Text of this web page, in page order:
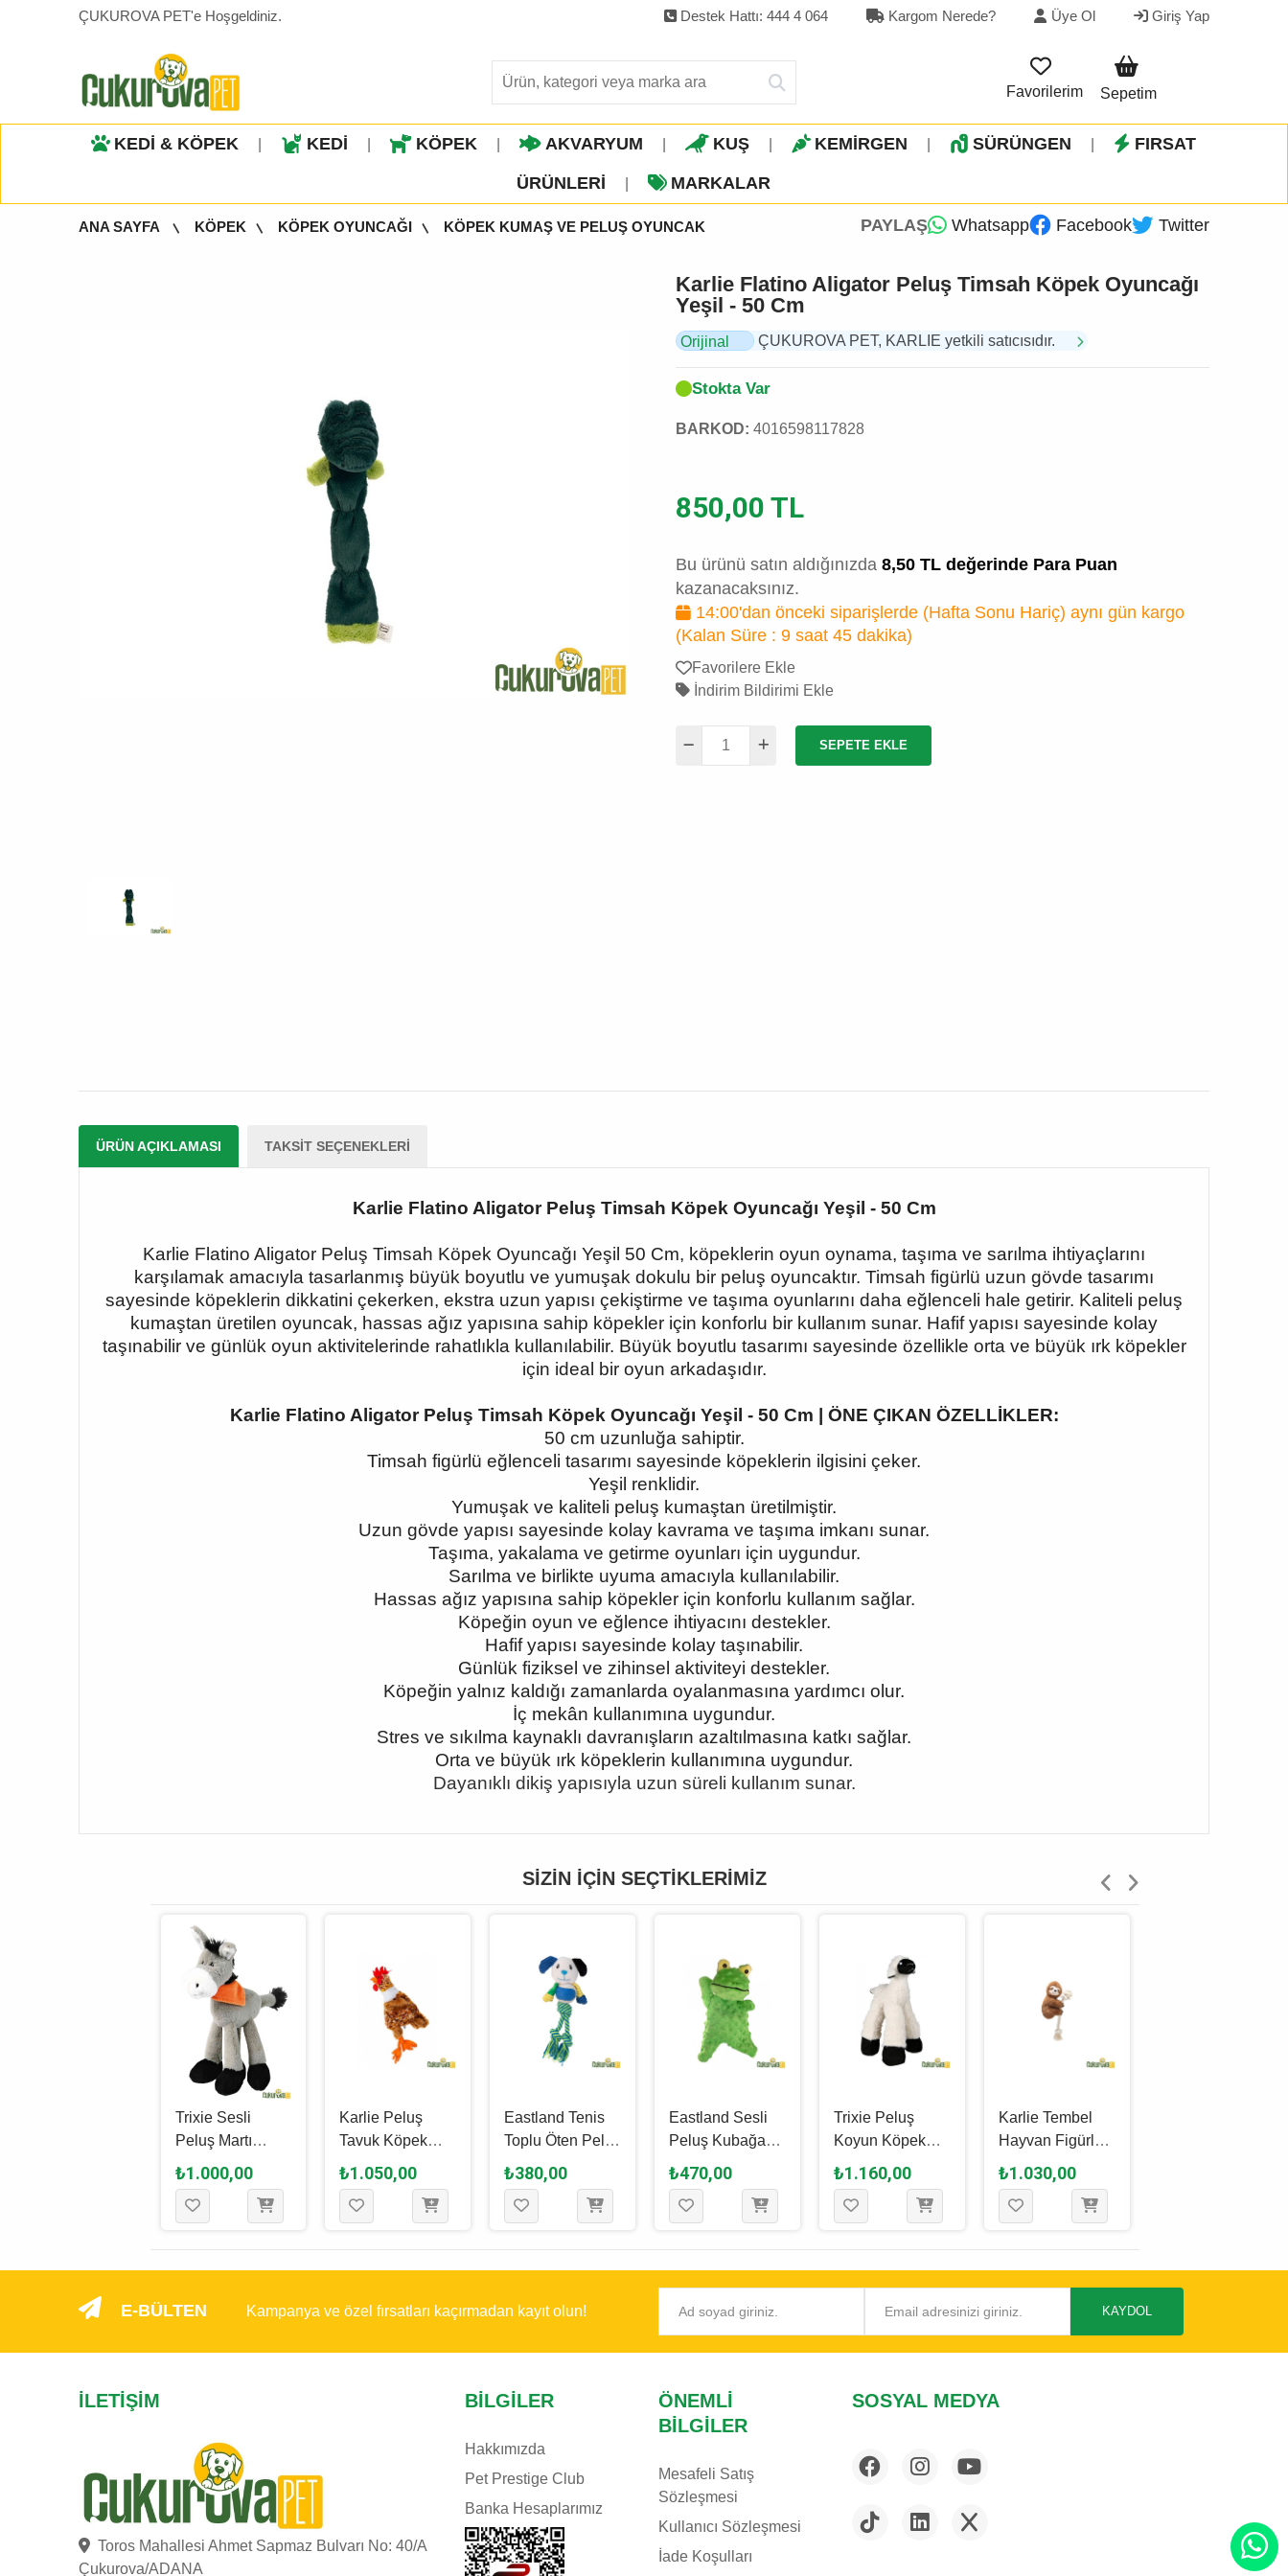
ÇUKUROVA PET'e Hoşgeldiniz. Destek Hattı: 444 4 064 Kargom Nerede? Üye Ol Giriş Yap
Favorilerim Sepetim
KEDİ & KÖPEK KEDİ KÖPEK AKVARYUM KUŞ KEMİRGEN SÜRÜNGEN FIRSAT
ÜRÜNLERI MARKALAR
ANA SAYFA KÖPEK KÖPEK OYUNCAĞI KÖPEK KUMAŞ VE PELUŞ OYUNCAK PAYLAŞ Whatsapp Facebook Twitter
Karlie Flatino Aligator Peluş Timsah Köpek Oyuncağı
Yeşil - 50 Cm
Orijinal
ÇUKUROVA PET, KARLIE yetkili satıcısıdır.
Stokta Var
BARKOD: 4016598117828
850,00 TL
Bu ürünü satın aldığınızda 8,50 TL değerinde Para Puan
kazanacaksınız.
14:00'dan önceki siparişlerde (Hafta Sonu Hariç) aynı gün kargo
(Kalan Süre : 9 saat 45 dakika)
Favorilere Ekle
İndirim Bildirimi Ekle
SEPETE EKLE
ÜRÜN AÇIKLAMASI TAKSIT SEÇENEKLERI
Karlie Flatino Aligator Peluş Timsah Köpek Oyuncağı Yeşil - 50 Cm
Karlie Flatino Aligator Peluş Timsah Köpek Oyuncağı Yeşil 50 Cm, köpeklerin oyun oynama, taşıma ve sarılma ihtiyaçlarını
karşılamak amacıyla tasarlanmış büyük boyutlu ve yumuşak dokulu bir peluş oyuncaktır. Timsah figürlü uzun gövde tasarımı
sayesinde köpeklerin dikkatini çekerken, ekstra uzun yapısı çekiştirme ve taşıma oyunlarını daha eğlenceli hale getirir. Kaliteli peluş
kumaştan üretilen oyuncak, hassas ağız yapısına sahip köpekler için konforlu bir kullanım sunar. Hafif yapısı sayesinde kolay
taşınabilir ve günlük oyun aktivitelerinde rahatlıkla kullanılabilir. Büyük boyutlu tasarımı sayesinde özellikle orta ve büyük ırk köpekler
için ideal bir oyun arkadaşıdır.
Karlie Flatino Aligator Peluş Timsah Köpek Oyuncağı Yeşil - 50 Cm | ÖNE ÇIKAN ÖZELLİKLER:
50 cm uzunluğa sahiptir.
Timsah figürlü eğlenceli tasarımı sayesinde köpeklerin ilgisini çeker.
Yeşil renklidir.
Yumuşak ve kaliteli peluş kumaştan üretilmiştir.
Uzun gövde yapısı sayesinde kolay kavrama ve taşıma imkanı sunar.
Taşıma, yakalama ve getirme oyunları için uygundur.
Sarılma ve birlikte uyuma amacıyla kullanılabilir.
Hassas ağız yapısına sahip köpekler için konforlu kullanım sağlar.
Köpeğin oyun ve eğlence ihtiyacını destekler.
Hafif yapısı sayesinde kolay taşınabilir.
Günlük fiziksel ve zihinsel aktiviteyi destekler.
Köpeğin yalnız kaldığı zamanlarda oyalanmasına yardımcı olur.
İç mekân kullanımına uygundur.
Stres ve sıkılma kaynaklı davranışların azaltılmasına katkı sağlar.
Orta ve büyük ırk köpeklerin kullanımına uygundur.
Dayanıklı dikiş yapısıyla uzun süreli kullanım sunar.
SIZIN İÇIN SEÇTIKLERIMIZ
Trixie Sesli
Peluş Martı
Köpek Oyuncağı
35 Cm
₺1.000,00
Karlie Peluş
Tavuk Köpek
Oyuncağı 25 Cm
₺1.050,00
Eastland Tenis
Toplu Öten Peluş
Köpek Oyuncağı
25 Cm
₺380,00
Eastland Sesli
Peluş Kubağa
Köpek Oyuncaği
20 Cm
₺470,00
Trixie Peluş
Koyun Köpek
Oyuncağı 30 Cm
₺1.160,00
Karlie Tembel
Hayvan Figürlü
Peluş Köpek
Oyuncağı 18 Cm
₺1.030,00
E-BÜLTEN Kampanya ve özel fırsatları kaçırmadan kayıt olun! KAYDOL
İLETIŞIM
Toros Mahallesi Ahmet Sapmaz Bulvarı No: 40/A
Çukurova/ADANA
BILGILER
Hakkımızda
Pet Prestige Club
Banka Hesaplarımız
ÖNEMLI
BILGILER
Mesafeli Satış
Sözleşmesi
Kullanıcı Sözleşmesi
İade Koşulları
SOSYAL MEDYA